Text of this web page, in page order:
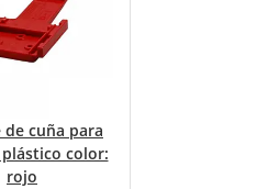
cuña para
color:
rojo